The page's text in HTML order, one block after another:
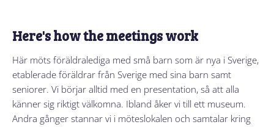
Här möts föräldralediga med små barn som är nya i Sverige,
etablerade föräldrar från Sverige med sina barn samt
seniorer. Vi börjar alltid med en presentation, så att alla
känner sig riktigt välkomna. Ibland åker vi till ett museum.
Andra gånger stannar vi i möteslokalen och samtalar kring
olika teman som berör allt från fritid till traditioner och